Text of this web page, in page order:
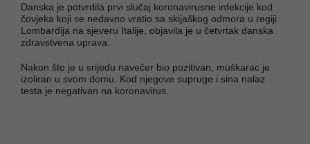
Danska je potvrdila prvi slučaj koronavirusne infekcije kod
čovjeka koji se nedavno vratio sa skijaškog odmora u regiji
Lombardija na sjeveru Italije, objavila je u četvrtak danska
zdravstvena uprava.
Nakon što je u srijedu navečer bio pozitivan, muškarac je
izoliran u svom domu. Kod njegove supruge i sina nalaz
testa je negativan na koronavirus.